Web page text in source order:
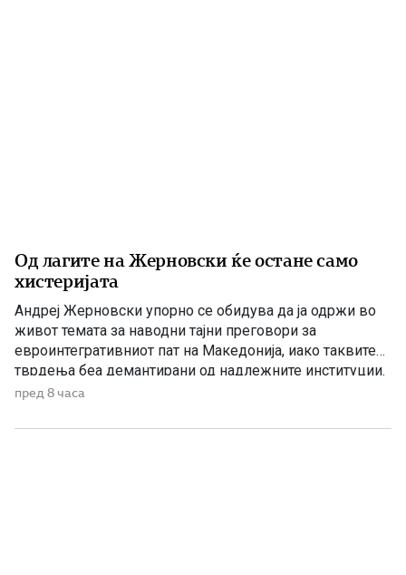
Од лагите на Жерновски ќе остане само
хистеријата
Андреј Жерновски упорно се обидува да ја одржи во
живот темата за наводни тајни преговори за
евроинтегративниот пат на Македонија, иако таквите
тврдења беа демантирани од надлежните институции.
Како што им пукна меурот од сапуница наречен
конструкција – дека власта тајно се подготвува да го
пред 8 часа